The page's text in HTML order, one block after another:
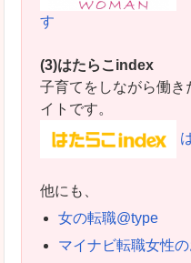
す
(3)はたらこindex
子育てをしながら働き
イトです。
他にも、
女の転職@type
マイナビ転職女性